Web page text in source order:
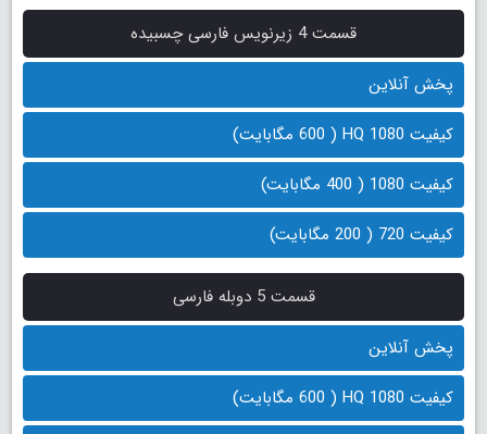
قسمت 4 زیرنویس فارسی چسبیده
پخش آنلاین
کیفیت 1080 HQ ( 600 مگابایت)
کیفیت 1080 ( 400 مگابایت)
کیفیت 720 ( 200 مگابایت)
قسمت 5 دوبله فارسی
پخش آنلاین
کیفیت 1080 HQ ( 600 مگابایت)